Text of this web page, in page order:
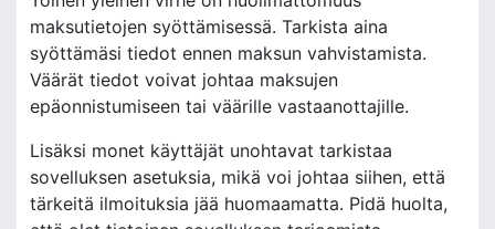
maksutietojen syöttämisessä. Tarkista aina
syöttämäsi tiedot ennen maksun vahvistamista.
Väärät tiedot voivat johtaa maksujen
epäonnistumiseen tai väärille vastaanottajille.
Lisäksi monet käyttäjät unohtavat tarkistaa
sovelluksen asetuksia, mikä voi johtaa siihen, että
tärkeitä ilmoituksia jää huomaamatta. Pidä huolta,